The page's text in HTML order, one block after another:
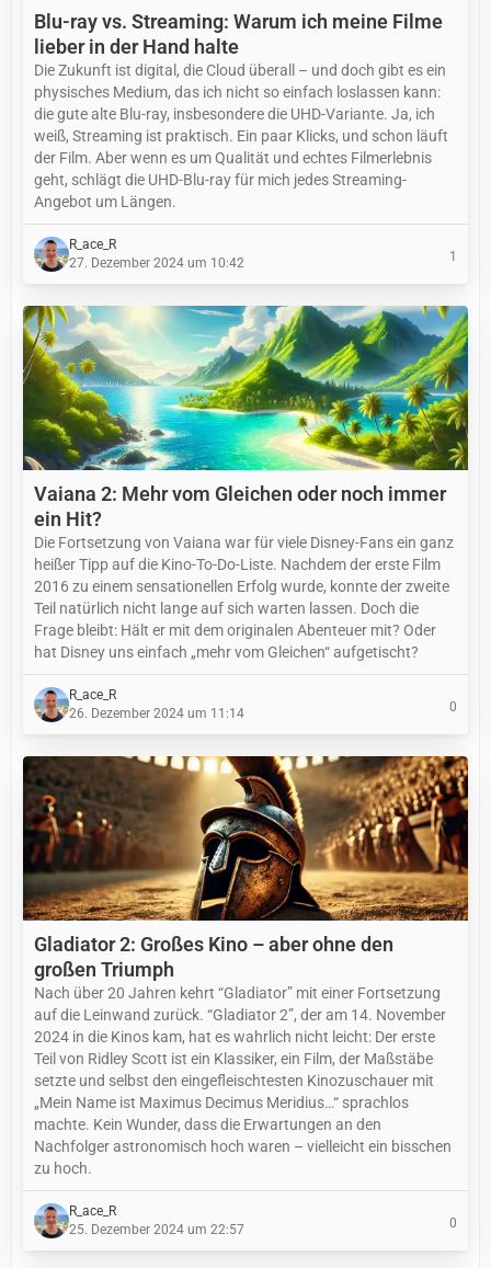
Blu-ray vs. Streaming: Warum ich meine Filme
lieber in der Hand halte
Die Zukunft ist digital, die Cloud überall – und doch gibt es ein
physisches Medium, das ich nicht so einfach loslassen kann:
die gute alte Blu-ray, insbesondere die UHD-Variante. Ja, ich
weiß, Streaming ist praktisch. Ein paar Klicks, und schon läuft
der Film. Aber wenn es um Qualität und echtes Filmerlebnis
geht, schlägt die UHD-Blu-ray für mich jedes Streaming-
Angebot um Längen.
R_ace_R
27. Dezember 2024 um 10:42
1
Vaiana 2: Mehr vom Gleichen oder noch immer
ein Hit?
Die Fortsetzung von Vaiana war für viele Disney-Fans ein ganz
heißer Tipp auf die Kino-To-Do-Liste. Nachdem der erste Film
2016 zu einem sensationellen Erfolg wurde, konnte der zweite
Teil natürlich nicht lange auf sich warten lassen. Doch die
Frage bleibt: Hält er mit dem originalen Abenteuer mit? Oder
hat Disney uns einfach „mehr vom Gleichen“ aufgetischt?
R_ace_R
26. Dezember 2024 um 11:14
0
Gladiator 2: Großes Kino – aber ohne den
großen Triumph
Nach über 20 Jahren kehrt “Gladiator” mit einer Fortsetzung
auf die Leinwand zurück. “Gladiator 2”, der am 14. November
2024 in die Kinos kam, hat es wahrlich nicht leicht: Der erste
Teil von Ridley Scott ist ein Klassiker, ein Film, der Maßstäbe
setzte und selbst den eingefleischtesten Kinozuschauer mit
„Mein Name ist Maximus Decimus Meridius…“ sprachlos
machte. Kein Wunder, dass die Erwartungen an den
Nachfolger astronomisch hoch waren – vielleicht ein bisschen
zu hoch.
R_ace_R
25. Dezember 2024 um 22:57
0